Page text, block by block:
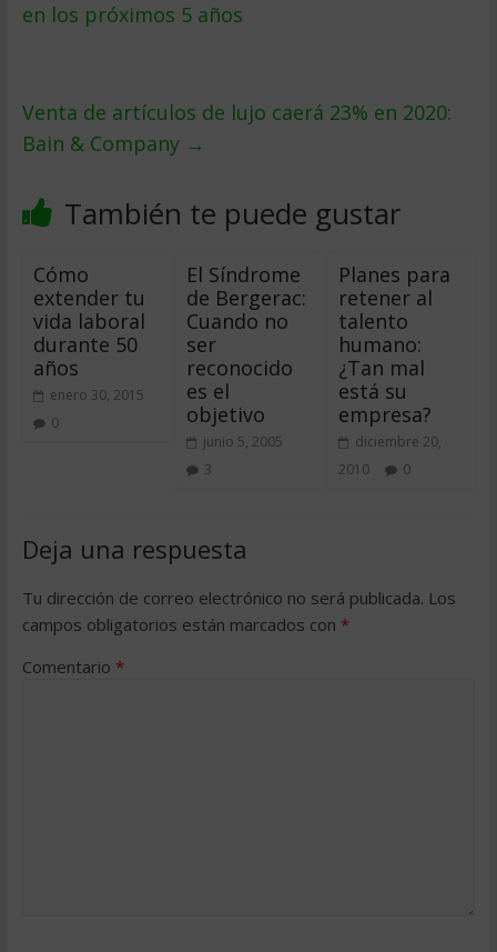
en los próximos 5 años
Venta de artículos de lujo caerá 23% en 2020:
Bain & Company →
También te puede gustar
Cómo
extender tu
vida laboral
durante 50
años
enero 30, 2015
0
El Síndrome
de Bergerac:
Cuando no
ser
reconocido
es el
objetivo
junio 5, 2005
3
Planes para
retener al
talento
humano:
¿Tan mal
está su
empresa?
diciembre 20,
2010
0
Deja una respuesta
Tu dirección de correo electrónico no será publicada. Los
campos obligatorios están marcados con *
Comentario *